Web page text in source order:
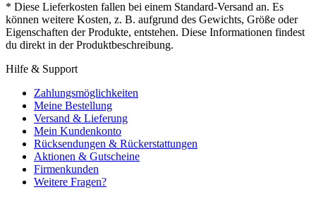
* Diese Lieferkosten fallen bei einem Standard-Versand an. Es
können weitere Kosten, z. B. aufgrund des Gewichts, Größe oder
Eigenschaften der Produkte, entstehen. Diese Informationen findest
du direkt in der Produktbeschreibung.
Hilfe & Support
Zahlungsmöglichkeiten
Meine Bestellung
Versand & Lieferung
Mein Kundenkonto
Rücksendungen & Rückerstattungen
Aktionen & Gutscheine
Firmenkunden
Weitere Fragen?